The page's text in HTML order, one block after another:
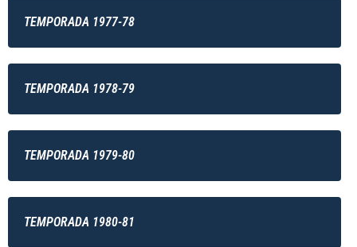
TEMPORADA 1977-78
TEMPORADA 1978-79
TEMPORADA 1979-80
TEMPORADA 1980-81